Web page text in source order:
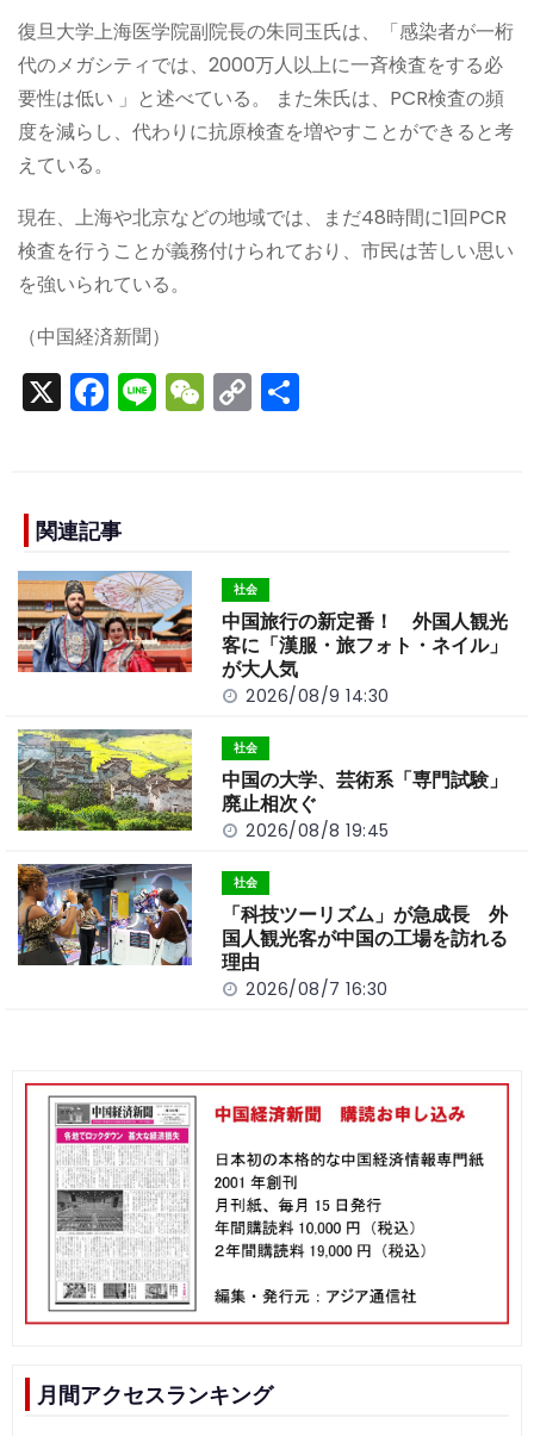
復旦大学上海医学院副院長の朱同玉氏は、「感染者が一桁
代のメガシティでは、2000万人以上に一斉検査をする必
要性は低い 」と述べている。 また朱氏は、PCR検査の頻
度を減らし、代わりに抗原検査を増やすことができると考
えている。
現在、上海や北京などの地域では、まだ48時間に1回PCR
検査を行うことが義務付けられており、市民は苦しい思い
を強いられている。
（中国経済新聞）
X F
a
e
b
o
o
k
Li
n
W
e
C
o
n
k
関連記事
社会
中国旅行の新定番！ 外国人観光
客に「漢服・旅フォト・ネイル」
が大人気
2026/08/9 14:30
社会
中国の大学、芸術系「専門試験」
廃止相次ぐ
2026/08/8 19:45
社会
「科技ツーリズム」が急成長 外
国人観光客が中国の工場を訪れる
理由
2026/08/7 16:30
月間アクセスランキング